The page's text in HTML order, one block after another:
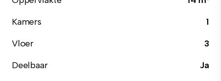
Kamers
1
Vloer
3
Deelbaar
Ja